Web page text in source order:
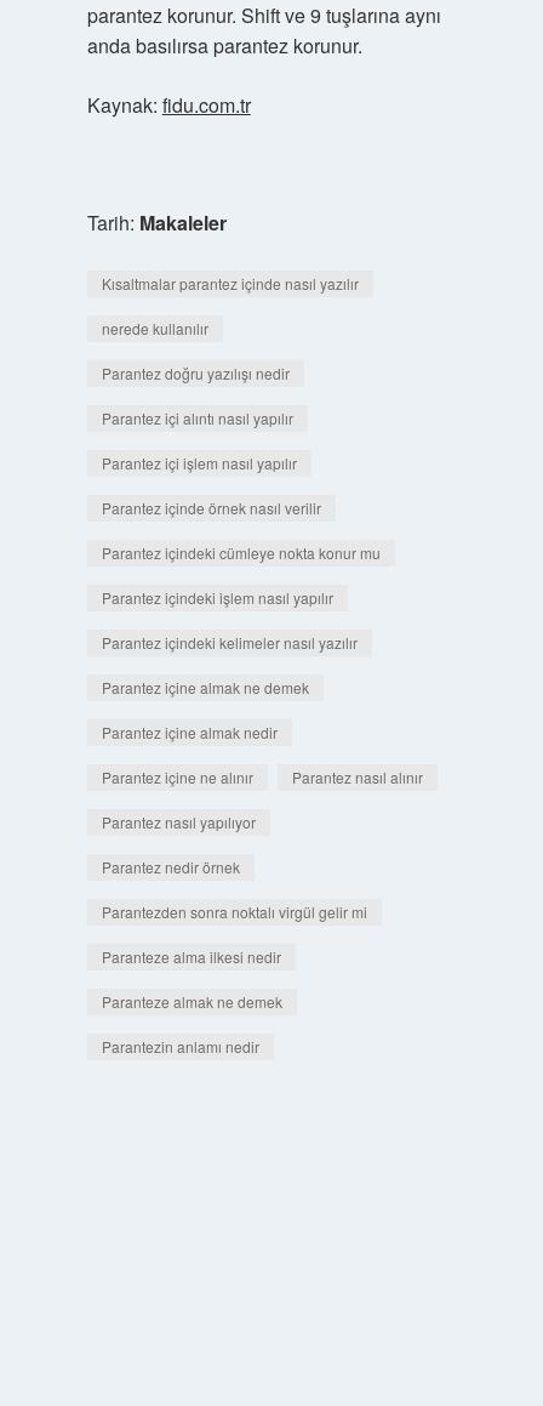
parantez korunur. Shift ve 9 tuşlarına aynı
anda basılırsa parantez korunur.
Kaynak: fidu.com.tr
Tarih: Makaleler
Kısaltmalar parantez içinde nasıl yazılır
nerede kullanılır
Parantez doğru yazılışı nedir
Parantez içi alıntı nasıl yapılır
Parantez içi işlem nasıl yapılır
Parantez içinde örnek nasıl verilir
Parantez içindeki cümleye nokta konur mu
Parantez içindeki işlem nasıl yapılır
Parantez içindeki kelimeler nasıl yazılır
Parantez içine almak ne demek
Parantez içine almak nedir
Parantez içine ne alınır Parantez nasıl alınır
Parantez nasıl yapılıyor
Parantez nedir örnek
Parantezden sonra noktalı virgül gelir mi
Paranteze alma ilkesi nedir
Paranteze almak ne demek
Parantezin anlamı nedir